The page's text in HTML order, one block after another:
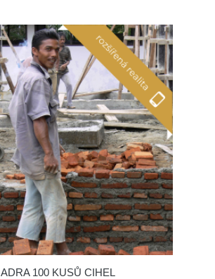
ADRA 100 KUSŮ CIHEL